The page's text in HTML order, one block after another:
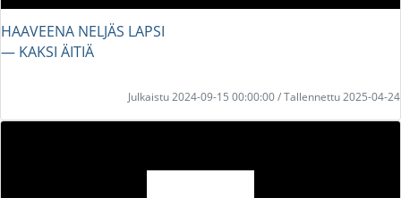
HAAVEENA NELJÄS LAPSI
― KAKSI ÄITIÄ
Julkaistu 2024-09-15 00:00:00 / Tallennettu 2025-04-24